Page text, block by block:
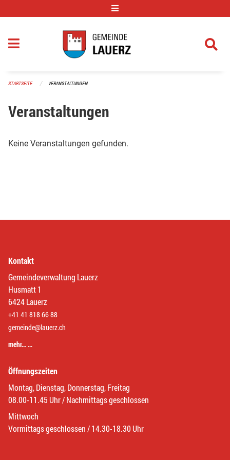
STARTSEITE VERANSTALTUNGEN
Veranstaltungen
Keine Veranstaltungen gefunden.
Kontakt
Gemeindeverwaltung Lauerz
Husmatt 1
6424 Lauerz
+41 41 818 66 88
gemeinde@lauerz.ch
mehr… …
Öffnungszeiten
Montag, Dienstag, Donnerstag, Freitag
08.00-11.45 Uhr / Nachmittags geschlossen
Mittwoch
Vormittags geschlossen / 14.30-18.30 Uhr